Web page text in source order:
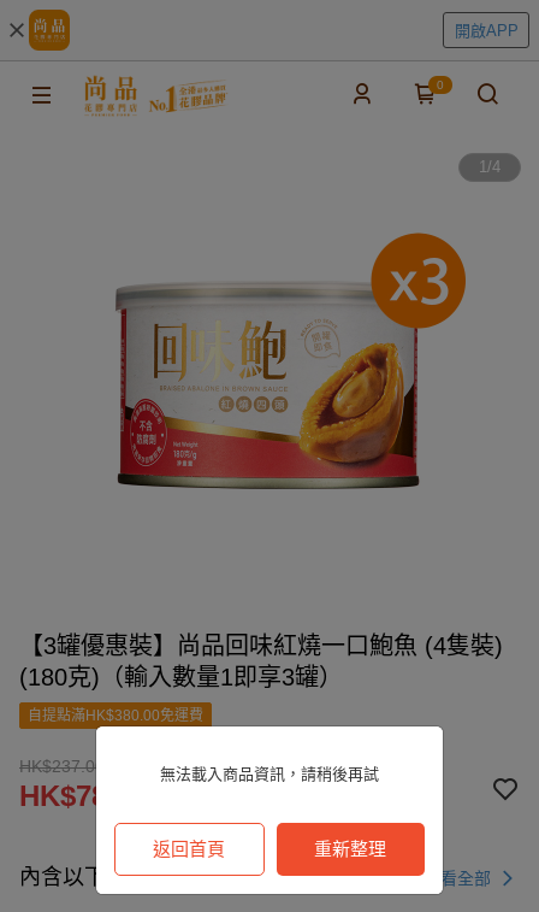
無法載入商品資訊，請稍後再試
返回首頁 重新整理
開啟APP
0
1/4
【3罐優惠裝】尚品回味紅燒一口鮑魚 (4隻裝)
(180克)（輸入數量1即享3罐）
自提點滿HK$380.00免運費
HK$237.00
HK$78.00
內含以下商品 查看全部